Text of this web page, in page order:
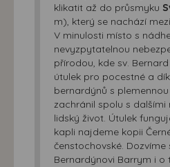
klikatit až do průsmyku
m), který se nachází
V minulosti místo s
nevyzpytatelnou
přírodou, kde sv.
útulek pro pocestné a
bernardýnů s
zachránil spolu s dalšími
lidský život. Útulek
kapli najdeme kopii
čenstochovské.
Bernardýnovi Barrym i o